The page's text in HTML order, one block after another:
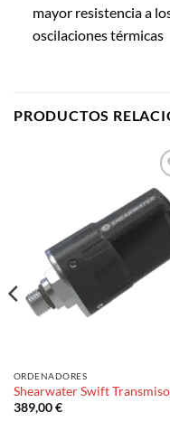
mayor resistencia a
oscilaciones térmicas
PRODUCTOS
a
ORDENADORES
Shearwater Swift
389,00€